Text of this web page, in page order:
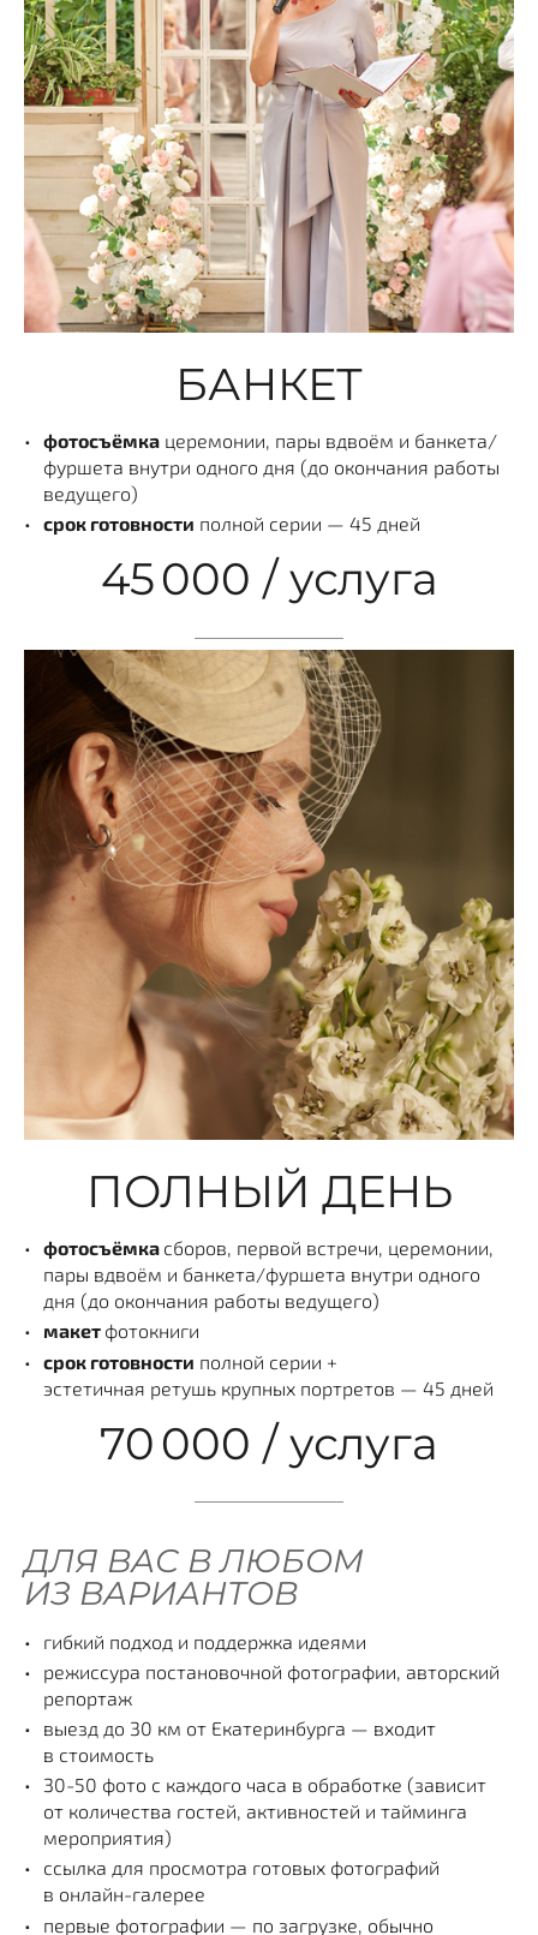
БАНКЕТ
фотосъёмка церемонии, пары вдвоём и банкета/
фуршета внутри одного дня (до окончания работы
ведущего)
срок готовности полной серии — 45 дней
45 000 / услуга
ПОЛНЫЙ ДЕНЬ
фотосъёмка сборов, первой встречи, церемонии,
пары вдвоём и банкета/фуршета внутри одного
дня (до окончания работы ведущего)
макет фотокниги
срок готовности полной серии +
эстетичная ретушь крупных портретов — 45 дней
70 000 / услуга
ДЛЯ ВАС В ЛЮБОМ
ИЗ ВАРИАНТОВ
гибкий подход и поддержка идеями
режиссура постановочной фотографии, авторский
репортаж
выезд до 30 км от Екатеринбурга — входит
в стоимость
30-50 фото с каждого часа в обработке (зависит
от количества гостей, активностей и тайминга
мероприятия)
ссылка для просмотра готовых фотографий
в онлайн-галерее
первые фотографии — по загрузке, обычно